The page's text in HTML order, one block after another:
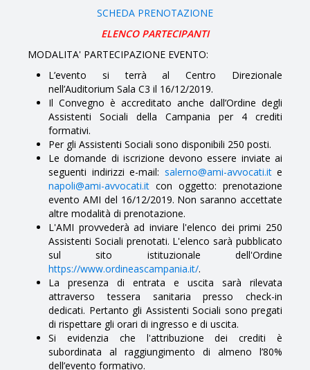
SCHEDA PRENOTAZIONE
ELENCO PARTECIPANTI
MODALITA' PARTECIPAZIONE EVENTO:
L’evento si terrà al Centro Direzionale
nell’Auditorium Sala C3 il 16/12/2019.
Il Convegno è accreditato anche dall’Ordine degli
Assistenti Sociali della Campania per 4 crediti
formativi.
Per gli Assistenti Sociali sono disponibili 250 posti.
Le domande di iscrizione devono essere inviate ai
seguenti indirizzi e-mail: salerno@ami-avvocati.ite
napoli@ami-avvocati.it con oggetto: prenotazione
evento AMI del 16/12/2019. Non saranno accettate
altre modalità di prenotazione.
L'AMI provvederà ad inviare l'elenco dei primi 250
Assistenti Sociali prenotati. L'elenco sarà pubblicato
sul sito istituzionale dell'Ordine
https://www.ordineascampania.it/.
La presenza di entrata e uscita sarà rilevata
attraverso tessera sanitaria presso check-in
dedicati. Pertanto gli Assistenti Sociali sono pregati
di rispettare gli orari di ingresso e di uscita.
Si evidenzia che l'attribuzione dei crediti è
subordinata al raggiungimento di almeno l’80%
dell’evento formativo.